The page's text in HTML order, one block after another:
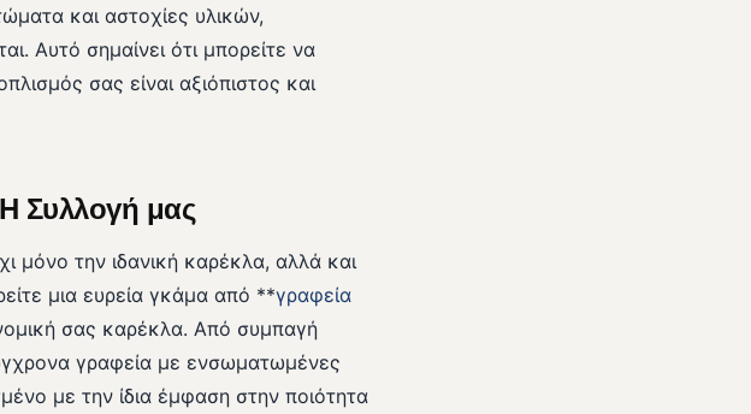
και αστοχίες υλικών,
Αυτό σημαίνει ότι μπορείτε να
σας είναι αξιόπιστος και
Η Συλλογή μας
μόνο την ιδανική καρέκλα, αλλά και
μια ευρεία γκάμα από **γραφεία
σας καρέκλα. Από συμπαγή
γραφεία με ενσωματωμένες
με την ίδια έμφαση στην ποιότητα